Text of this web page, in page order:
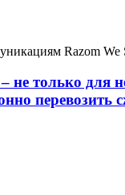
Razom We
не только для
перевозить